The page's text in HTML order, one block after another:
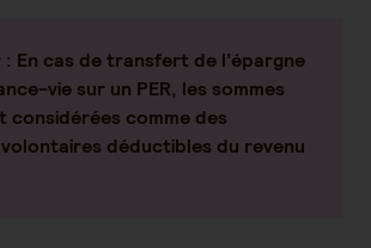
: En cas de transfert de l’épargne
vie sur un PER, les sommes
considérées comme des
déductibles du revenu